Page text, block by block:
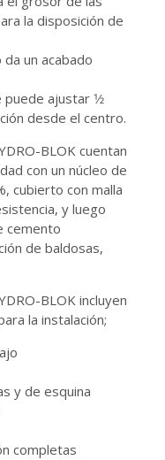
la disposición de
un acabado
ajustar 1⁄2
desde el centro.
BLOK cuentan
con un núcleo de
cubierto con malla
y luego
cemento
de baldosas,
BLOK incluyen
la instalación;
y de esquina
completas